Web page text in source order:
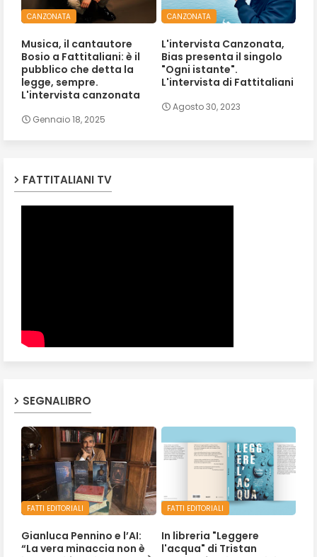
CANZONATA
Musica, il cantautore
Bosio a Fattitaliani: è il
pubblico che detta la
legge, sempre.
L'intervista canzonata
Gennaio 18, 2025
CANZONATA
L'intervista Canzonata,
Bias presenta il singolo
"Ogni istante".
L'intervista di Fattitaliani
Agosto 30, 2023
FATTITALIANI TV
SEGNALIBRO
FATTI EDITORIALI
Gianluca Pennino e l’AI:
“La vera minaccia non è
FATTI EDITORIALI
In libreria "Leggere
l'acqua" di Tristan